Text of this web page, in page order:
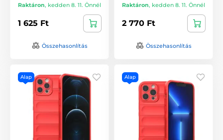
Raktáron, kedden 8. 11. Önnél
1 625 Ft
Összehasonlítás
Raktáron, kedden 8. 11. Önnél
2 770 Ft
Összehasonlítás
Alap Alap